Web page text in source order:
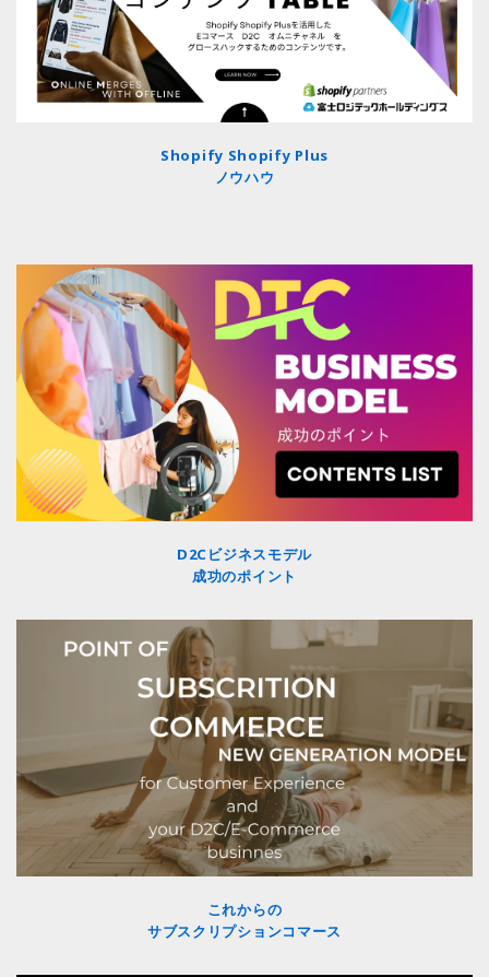
Shopify Shopify Plus
ノウハウ
D2Cビジネスモデル
成功のポイント
これからの
サブスクリプションコマース